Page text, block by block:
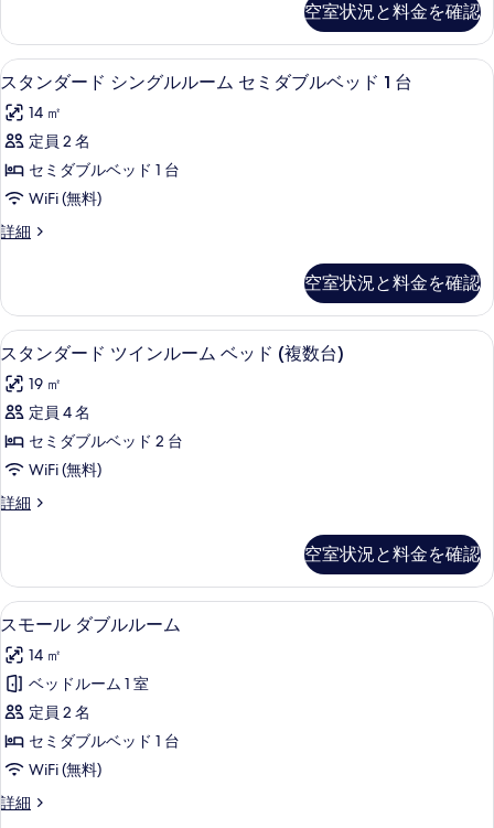
真
を
表
示
す
る
真
を
表
示
す
る
の
す
べ
て
の
写
真
を
す
る
ル
ー
ム
詳
細
空室状況と料金を確認
ス
タ
ン
ダ
ー
シ
グ
ル
ル
ー
ム
セ
ミ
ダ
ベ
ッ
ド
台
の
す
べ
て
1 室のベッドルーム、羽毛の掛け布
5
スタンダード シングルルーム セミダブルベッド 1 台
14 ㎡
定員 2 名
セミダブルベッド 1 台
WiFi (無料)
詳細
ス
ー
ド
シ
グ
ル
ー
ム
ミ
ベ
ッ
ド
台
の
詳
空室状況と料金を確認
ス
タ
ン
ダ
ー
ツ
ン
ル
ー
ム
ベ
ッ
ド
(複
数
スタンダード ツインルーム ベッド (
5
スタンダード ツインルーム ベッド (複数台)
19 ㎡
定員 4 名
セミダブルベッド 2 台
WiFi (無料)
詳細
ス
ー
ド
ツ
ン
ル
ー
ム
ベ
ッ
ド
(複
空室状況と料金を確認
ス
モ
ー
ル
ダ
ブ
ル
1 室のベッドルーム、羽毛の掛け布
5
スモール ダブルルーム
14 ㎡
ベッドルーム 1 室
定員 2 名
セミダブルベッド 1 台
WiFi (無料)
詳細
ス